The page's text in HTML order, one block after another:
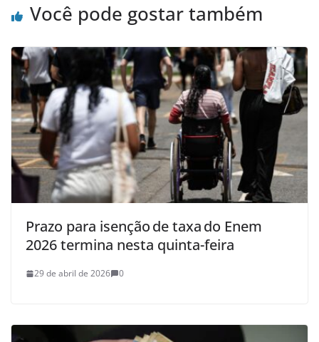
Você pode gostar também
Prazo para isenção de taxa do Enem
2026 termina nesta quinta-feira
29 de abril de 2026 0